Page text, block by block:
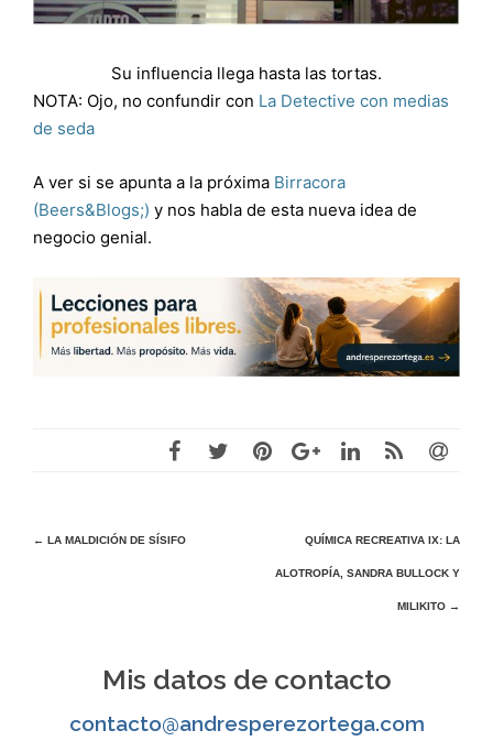
Su influencia llega hasta las tortas.
NOTA: Ojo, no confundir con La Detective con medias
de seda
A ver si se apunta a la próxima Birracora
(Beers&Blogs;) y nos habla de esta nueva idea de
negocio genial.
Navegación
← LA MALDICIÓN DE SÍSIFO QUÍMICA RECREATIVA IX: LA
ALOTROPÍA, SANDRA BULLOCK Y
MILIKITO →
Mis datos de contacto
contacto@andresperezortega.com